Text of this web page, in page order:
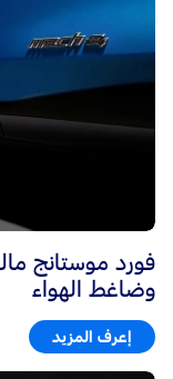
فورد موستانج
وضاغط الهواء
إعرف المزيد